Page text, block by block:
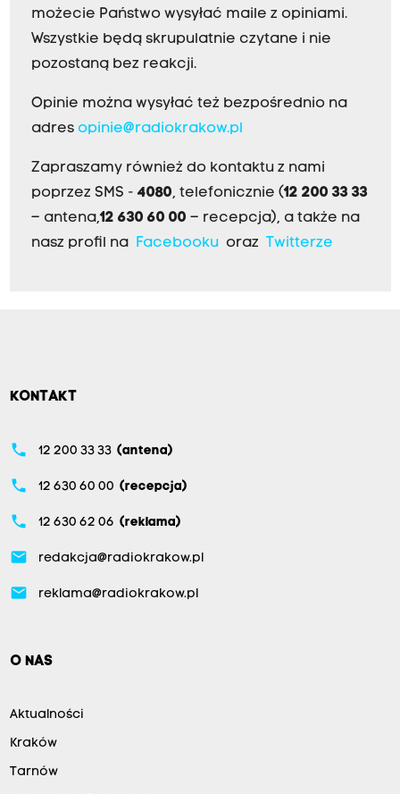
możecie Państwo wysyłać maile z opiniami.
Wszystkie będą skrupulatnie czytane i nie
pozostaną bez reakcji.
Opinie można wysyłać też bezpośrednio na
adres opinie@radiokrakow.pl
Zapraszamy również do kontaktu z nami
poprzez SMS - 4080, telefonicznie (12 200 33 33
– antena,12 630 60 00 – recepcja), a także na
nasz profil na Facebookuoraz Twitterze
KONTAKT
phone 12 200 33 33 (antena)
phone 12 630 60 00 (recepcja)
phone 12 630 62 06 (reklama)
email redakcja@radiokrakow.pl
email reklama@radiokrakow.pl
O NAS
Aktualności
Kraków
Tarnów